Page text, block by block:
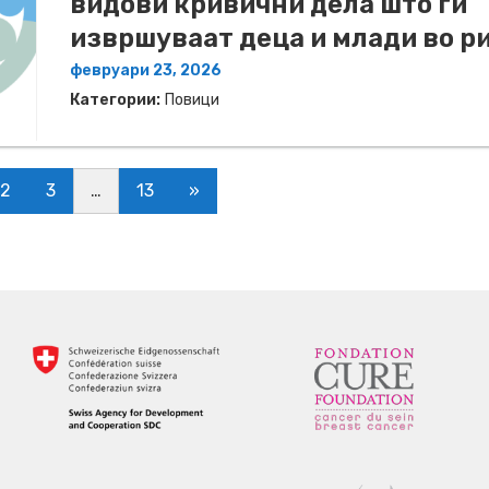
извршуваат деца и млади во
февруари 23, 2026
Категории: Повици
2 3 … 13 »